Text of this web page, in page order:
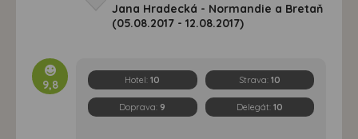
Jana Hradecká - Normandie a Bretaň
(05.08.2017 - 12.08.2017)
9,8 Hotel:10 Strava: 10
Doprava: 9 Delegát: 10